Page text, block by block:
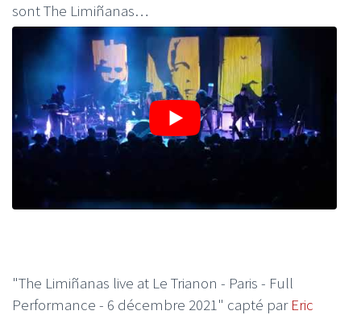
sont The Limiñanas…
"The Limiñanas live at Le Trianon - Paris - Full
Performance - 6 décembre 2021" capté par Eric